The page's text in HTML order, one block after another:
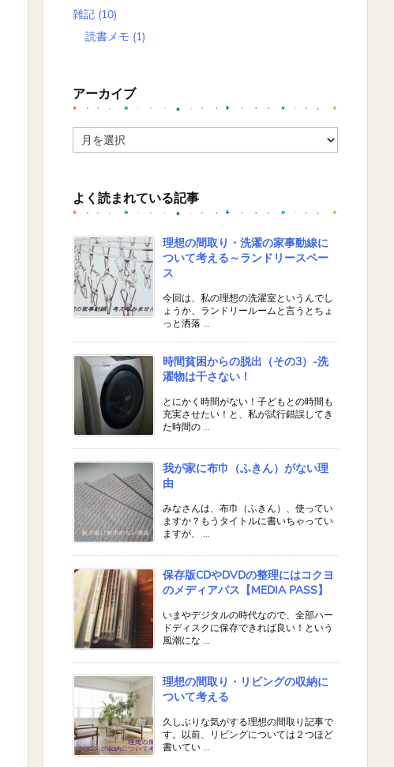
雑記 (10)
読書メモ (1)
アーカイブ
ー
ブ
よく読まれている記事
理想の間取り・洗濯の家事動線に
ついて考える～ランドリースペー
ス
今回は、私の理想の洗濯室というんでし
ょうか、ランドリールームと言うとちょ
っと洒落 ...
時間貧困からの脱出（その3）-洗
濯物は干さない！
とにかく時間がない！子どもとの時間も
充実させたい！と、私が試行錯誤してき
た時間の ...
我が家に布巾（ふきん）がない理
由
みなさんは、布巾（ふきん）、使ってい
ますか？もうタイトルに書いちゃってい
ますが、 ...
保存版CDやDVDの整理にはコクヨ
のメディアパス【MEDIA PASS】
いまやデジタルの時代なので、全部ハー
ドディスクに保存できれば良い！という
風潮にな ...
理想の間取り・リビングの収納に
ついて考える
久しぶりな気がする理想の間取り記事で
す。以前、リビングについては２つほど
書いてい ...